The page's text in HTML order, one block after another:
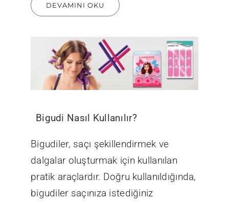
DEVAMINI OKU
Bigudi Nasıl Kullanılır?
Bigudiler, saçı şekillendirmek ve
dalgalar oluşturmak için kullanılan
pratik araçlardır. Doğru kullanıldığında,
bigudiler saçınıza istediğiniz